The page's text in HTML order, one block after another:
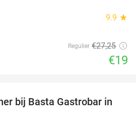
9.9 star
Regulier €27,25
€19
38%
bij Basta Gastrobar in